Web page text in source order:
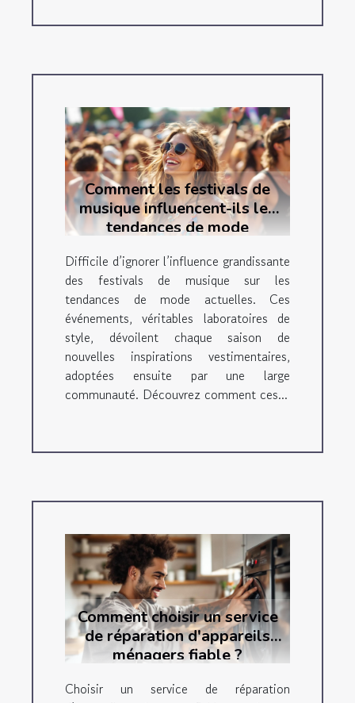
Comment les festivals de
musique influencent-ils les
tendances de mode
Difficile d’ignorer l’influence grandissante
des festivals de musique sur les
tendances de mode actuelles. Ces
événements, véritables laboratoires de
style, dévoilent chaque saison de
nouvelles inspirations vestimentaires,
adoptées ensuite par une large
communauté. Découvrez comment ces...
Comment choisir un service
de réparation d'appareils
ménagers fiable ?
Choisir un service de réparation